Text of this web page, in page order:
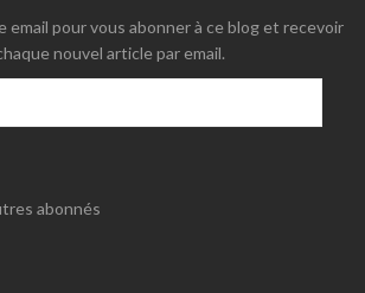
email pour vous abonner à ce blog et recevoir
nouvel article par email.
abonnés